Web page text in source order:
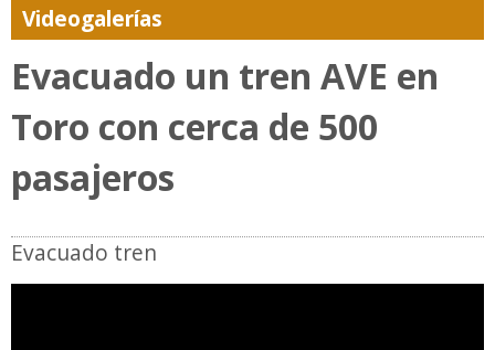
Videogalerías
Evacuado un tren AVE en
Toro con cerca de 500
pasajeros
Evacuado tren